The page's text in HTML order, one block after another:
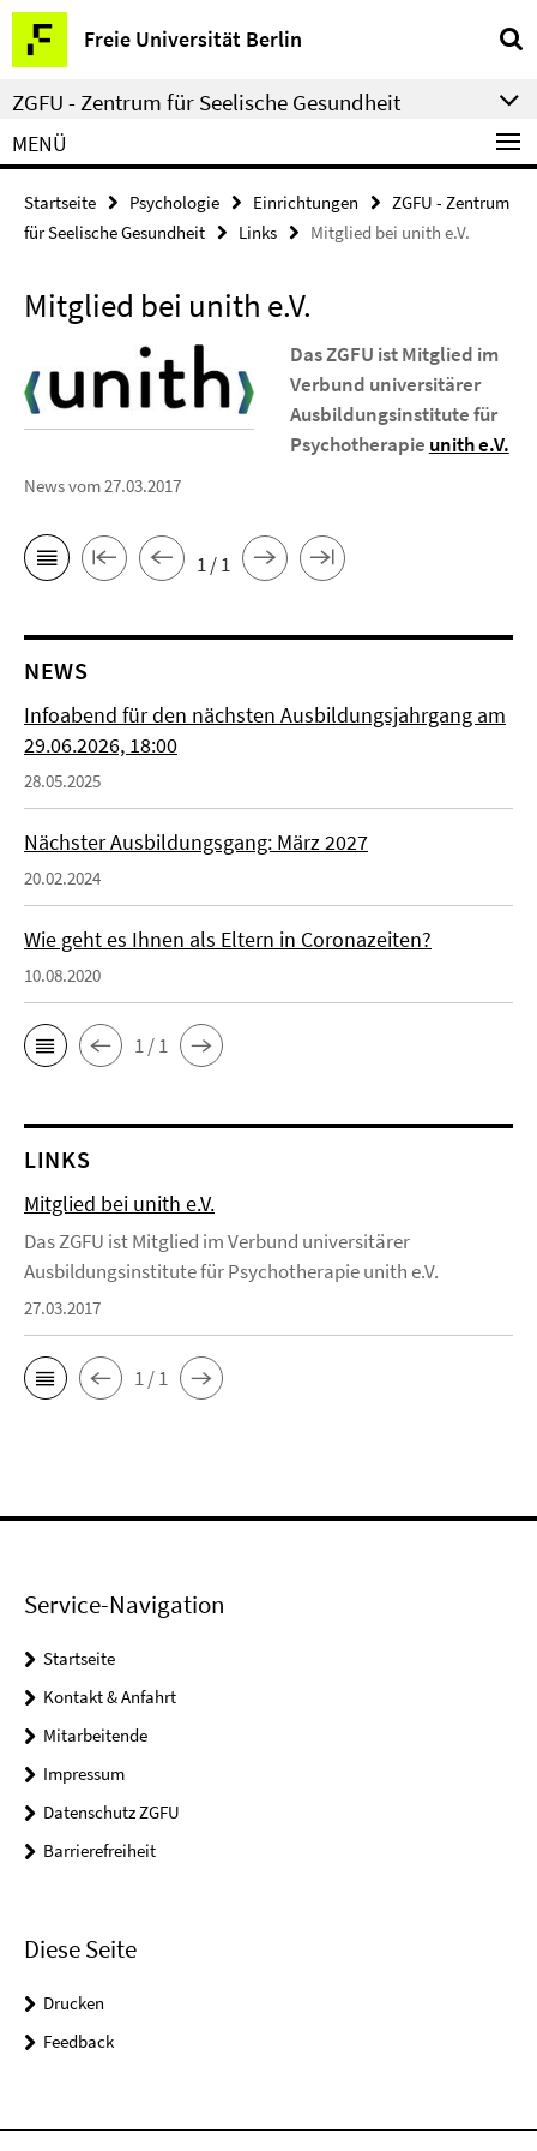
Springe
direkt
zu
Inhalt
Freie Universität Berlin
Service-
Navigation
ZGFU - Zentrum für Seelische Gesundheit
MENÜ
Startseite Psychologie Einrichtungen
ZGFU - Zentrum
für Seelische Gesundheit
Links Mitglied bei unith e.V.
Mitglied bei unith e.V.
Das ZGFU ist Mitglied im
Verbund universitärer
Ausbildungsinstitute für
Psychotherapie unith e.V.
News vom 27.03.2017
1 / 1
NEWS
Infoabend für den nächsten Ausbildungsjahrgang am
29.06.2026, 18:00
28.05.2025
Nächster Ausbildungsgang: März 2027
20.02.2024
Wie geht es Ihnen als Eltern in Coronazeiten?
10.08.2020
1 / 1
LINKS
Mitglied bei unith e.V.
Das ZGFU ist Mitglied im Verbund universitärer
Ausbildungsinstitute für Psychotherapie unith e.V.
27.03.2017
1 / 1
Service-Navigation
Startseite
Kontakt & Anfahrt
Mitarbeitende
Impressum
Datenschutz ZGFU
Barrierefreiheit
Diese Seite
Drucken
Feedback